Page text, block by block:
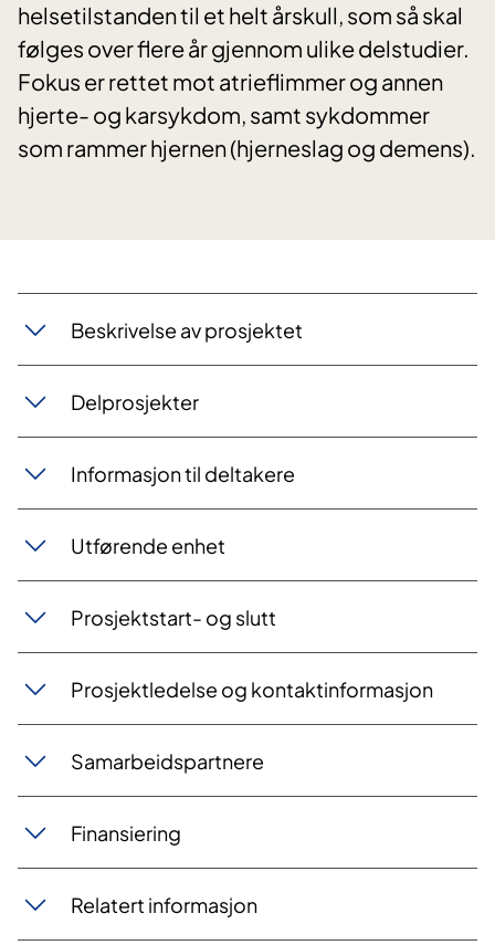
helsetilstanden til et helt årskull, som så skal
følges over flere år gjennom ulike delstudier.
Fokus er rettet mot atrieflimmer og annen
hjerte- og karsykdom, samt sykdommer
som rammer hjernen (hjerneslag og demens).
Beskrivelse av prosjektet
Delprosjekter
Informasjon til deltakere
Utførende enhet
Prosjektstart- og slutt
Prosjektledelse og kontaktinformasjon
Samarbeidspartnere
Finansiering
Relatert informasjon